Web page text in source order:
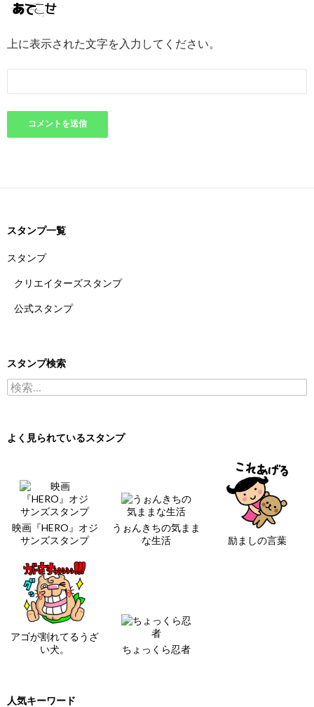
上に表示された文字を入力してください。
スタンプ一覧
スタンプ
クリエイターズスタンプ
公式スタンプ
スタンプ検索
検索:
よく見られているスタンプ
映画『HERO』オジ
サンズスタンプ
うぉんきちの気まま
な生活
励ましの言葉
アゴが割れてるうざ
い犬。
ちょっくら忍者
人気キーワード